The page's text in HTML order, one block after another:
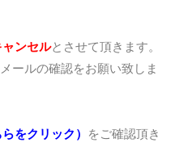
ャンセルとさせて頂きます。
ールの確認をお願い致しま
をクリック）
をご確認頂き